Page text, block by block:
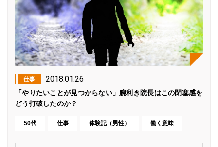
仕事 2018.01.26
「やりたいことが見つからない」腕利き院長はこの閉塞感を
どう打破したのか？
50代 仕事 体験記（男性） 働く意味